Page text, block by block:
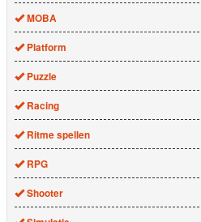
MOBA
Platform
Puzzle
Racing
Ritme spellen
RPG
Shooter